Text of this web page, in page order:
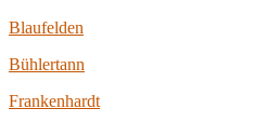
Blaufelden
Bühlertann
Frankenhardt